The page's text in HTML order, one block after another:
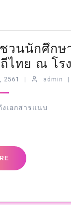
วนนักศึกษ
ไทย ณ โร
2561 admin
งเอกสารแนบ